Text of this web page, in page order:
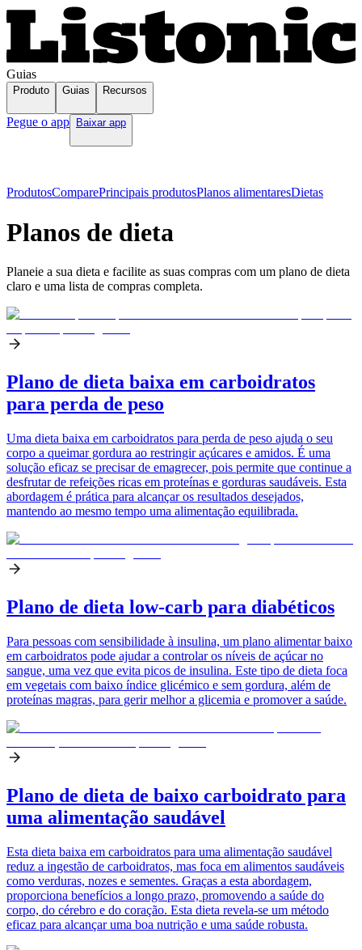
Guias
Produto Guias Recursos
Pegue o app Baixar app
ProdutosComparePrincipais produtosPlanos alimentaresDietas
Planos de dieta
Planeie a sua dieta e facilite as suas compras com um plano de dieta
claro e uma lista de compras completa.
Plano de dieta baixa em carboidratos
para perda de peso
Uma dieta baixa em carboidratos para perda de peso ajuda o seu
corpo a queimar gordura ao restringir açúcares e amidos. É uma
solução eficaz se precisar de emagrecer, pois permite que continue a
desfrutar de refeições ricas em proteínas e gorduras saudáveis. Esta
abordagem é prática para alcançar os resultados desejados,
mantendo ao mesmo tempo uma alimentação equilibrada.
Plano de dieta low-carb para diabéticos
Para pessoas com sensibilidade à insulina, um plano alimentar baixo
em carboidratos pode ajudar a controlar os níveis de açúcar no
sangue, uma vez que evita picos de insulina. Este tipo de dieta foca
em vegetais com baixo índice glicémico e sem gordura, além de
proteínas magras, para gerir melhor a glicemia e promover a saúde.
Plano de dieta de baixo carboidrato para
uma alimentação saudável
Esta dieta baixa em carboidratos para uma alimentação saudável
reduz a ingestão de carboidratos, mas foca em alimentos saudáveis
como verduras, nozes e sementes. Graças a esta abordagem,
proporciona benefícios a longo prazo, promovendo a saúde do
corpo, do cérebro e do coração. Esta dieta revela-se um método
eficaz para alcançar uma boa nutrição e uma saúde robusta.